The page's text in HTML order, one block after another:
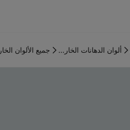
ألوان الدهانات الخار... جميع الألوان